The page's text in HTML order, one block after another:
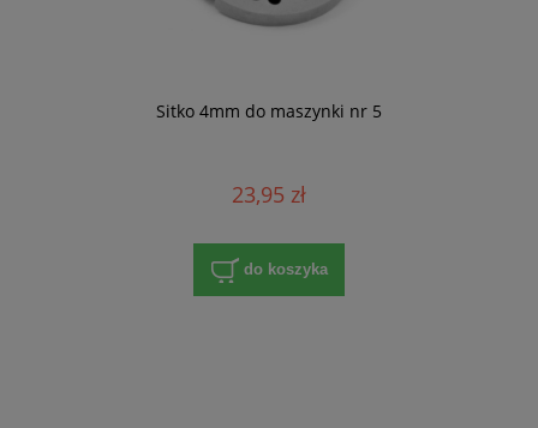
Sitko 4mm do maszynki nr 5
23,95 zł
do koszyka